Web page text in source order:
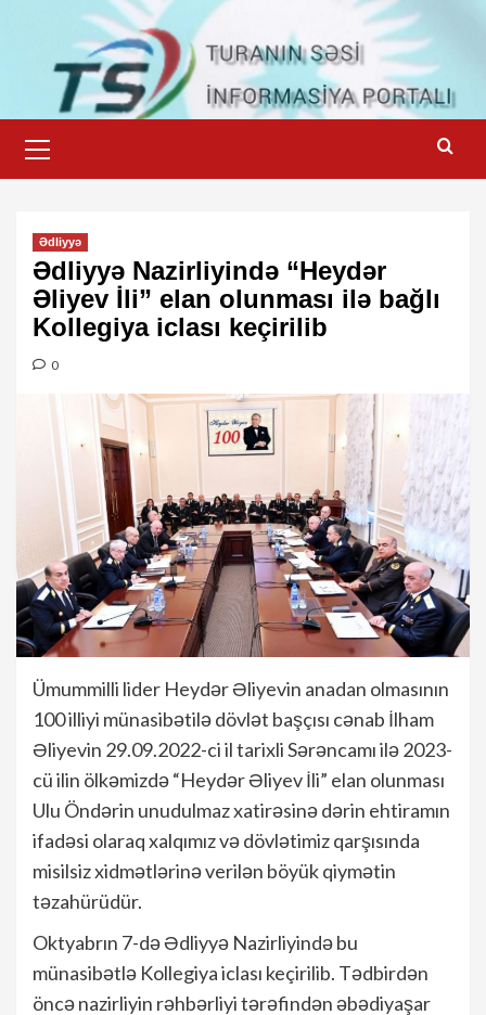
content
Menu
Ədliyyə
Ədliyyə Nazirliyində “Heydər
Əliyev İli” elan olunması ilə bağlı
Kollegiya iclası keçirilib
0
Ümummilli lider Heydər Əliyevin anadan olmasının
100 illiyi münasibətilə dövlət başçısı cənab İlham
Əliyevin 29.09.2022-ci il tarixli Sərəncamı ilə 2023-
cü ilin ölkəmizdə “Heydər Əliyev İli” elan olunması
Ulu Öndərin unudulmaz xatirəsinə dərin ehtiramın
ifadəsi olaraq xalqımız və dövlətimiz qarşısında
misilsiz xidmətlərinə verilən böyük qiymətin
təzahürüdür.
Oktyabrın 7-də Ədliyyə Nazirliyində bu
münasibətlə Kollegiya iclası keçirilib. Tədbirdən
öncə nazirliyin rəhbərliyi tərəfindən əbədiyaşar